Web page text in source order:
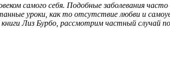
самого себя. Подобные заболевания
уроки, как то отсутствие любви и
Лиз Бурбо, рассмотрим частный случай